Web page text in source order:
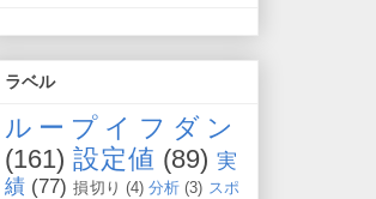
ラベル
ループイフダン
(161) 設定値 (89) 実
績 (77) 損切り (4) 分析 (3) スポ